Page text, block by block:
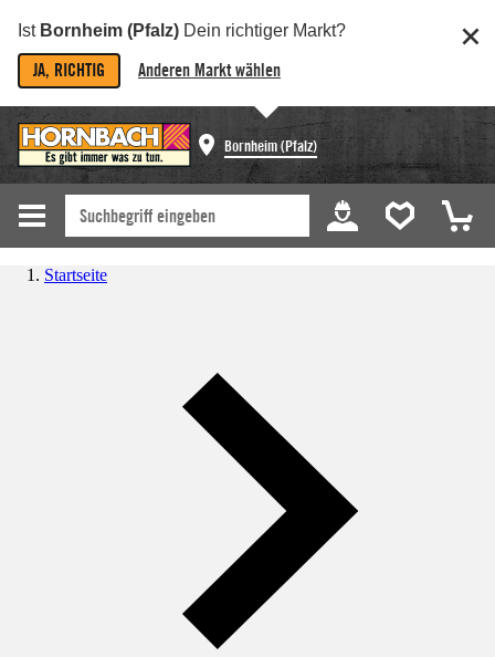
Ist Bornheim (Pfalz) Dein richtiger Markt?
JA, RICHTIG Anderen Markt wählen
Bornheim (Pfalz)
Startseite